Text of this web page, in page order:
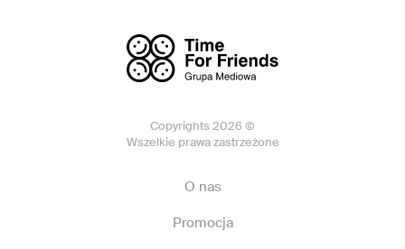
Copyrights 2026 ©
Wszelkie prawa zastrzeżone
O nas
Promocja